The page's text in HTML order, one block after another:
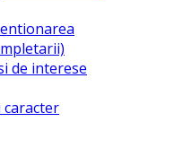
de interese
caracter